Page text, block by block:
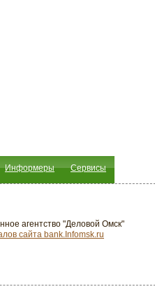
Информеры Сервисы
агентство "Деловой Омск"
сайта bank.Infomsk.ru